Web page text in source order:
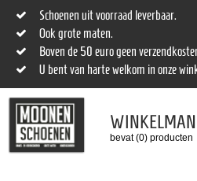
Schoenen uit voorraad leverbaar.
Ook grote maten.
Boven de 50 euro geen
U bent van harte welkom in onze
bevat (0) producten